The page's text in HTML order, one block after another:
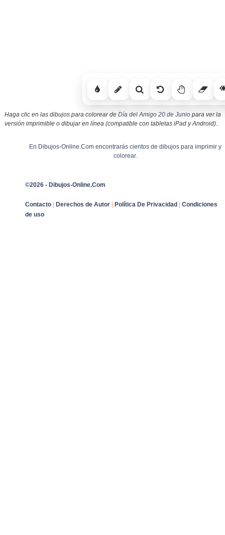
Haga clic en las dibujos para colorear de Día del Amigo 20 de Juniopara ver la
versión imprimible o dibujar en línea (compatible con tabletas iPad y Android)..
En Dibujos-Online.Com encontrarás cientos de dibujos para imprimir y
colorear.
©2026 - Dibujos-Online.Com
Contacto Derechos de Autor Política De Privacidad
Condiciones
de uso